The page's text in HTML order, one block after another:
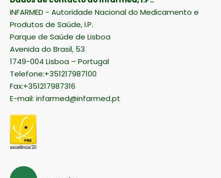
INFARMED - Autoridade Nacional do Medicamento e
Produtos de Saúde, I.P.
Parque de Saúde de Lisboa
Avenida do Brasil, 53
1749-004 Lisboa – Portugal
Telefone:+351217987100
Fax:+351217987316
E-mail: infarmed@infarmed.pt